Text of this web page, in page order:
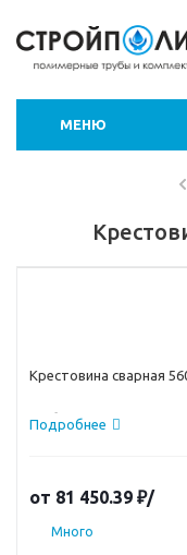
МЕНЮ
Крестовина сварная
На больших
наружному диаметру.
безнапорном
Подробнее
от 81 450.39 ₽/
Много